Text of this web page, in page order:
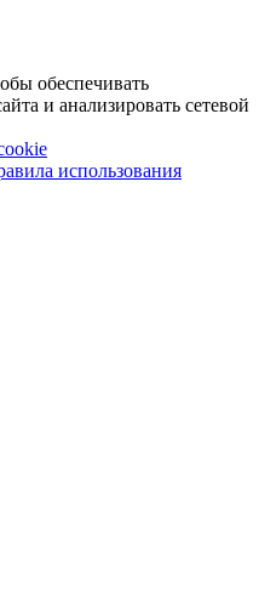
обеспечивать
и анализировать сетевой
использования